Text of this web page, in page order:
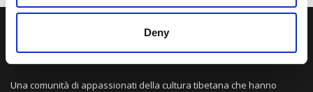
Deny
LA NOSTRA MISSION
Una comunità di appassionati della cultura tibetana che hanno